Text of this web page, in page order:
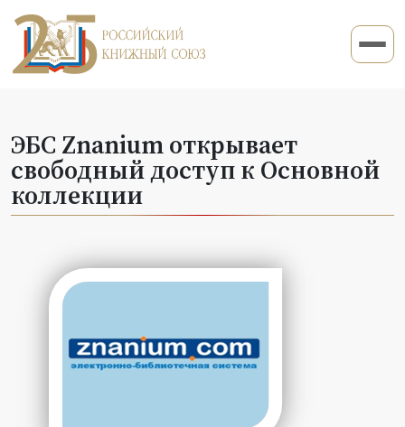
ЭБС Znanium открывает
свободный доступ к Основной
коллекции